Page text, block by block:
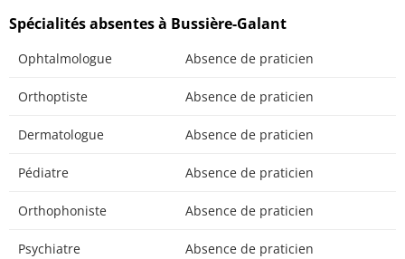
Spécialités absentes à Bussière-Galant
Ophtalmologue Absence de praticien
Orthoptiste Absence de praticien
Dermatologue Absence de praticien
Pédiatre Absence de praticien
Orthophoniste Absence de praticien
Psychiatre Absence de praticien